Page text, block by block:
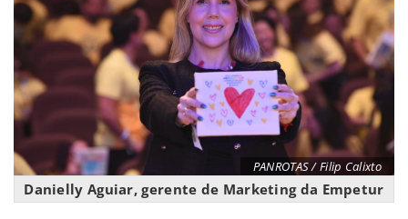
PANROTAS / Filip Calixto
Danielly Aguiar, gerente de Marketing da Empetur